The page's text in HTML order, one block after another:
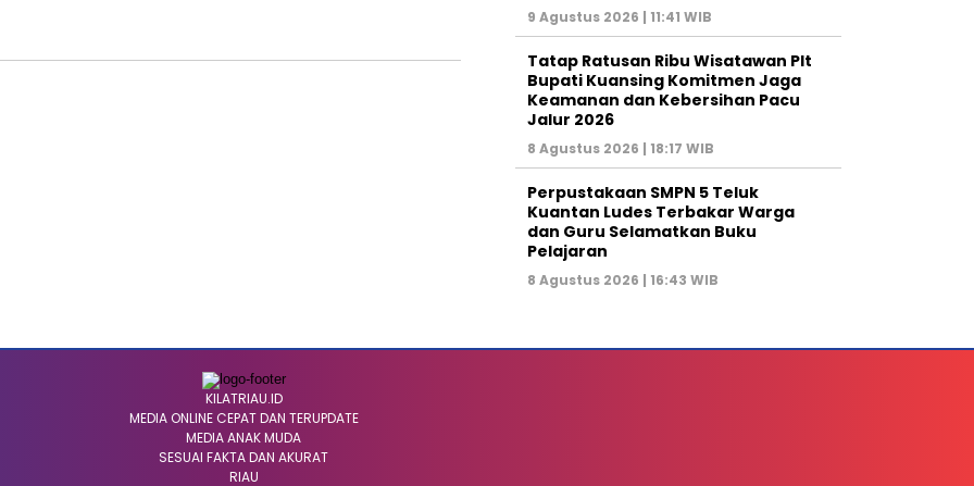
9 Agustus 2026 | 11:41 WIB
Tatap Ratusan Ribu Wisatawan Plt
Bupati Kuansing Komitmen Jaga
Keamanan dan Kebersihan Pacu
Jalur 2026
8 Agustus 2026 | 18:17 WIB
Perpustakaan SMPN 5 Teluk
Kuantan Ludes Terbakar Warga
dan Guru Selamatkan Buku
Pelajaran
8 Agustus 2026 | 16:43 WIB
KILATRIAU.ID
MEDIA ONLINE CEPAT DAN TERUPDATE
MEDIA ANAK MUDA
SESUAI FAKTA DAN AKURAT
RIAU